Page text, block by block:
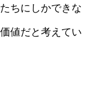
ちにしかできな
値だと考えてい